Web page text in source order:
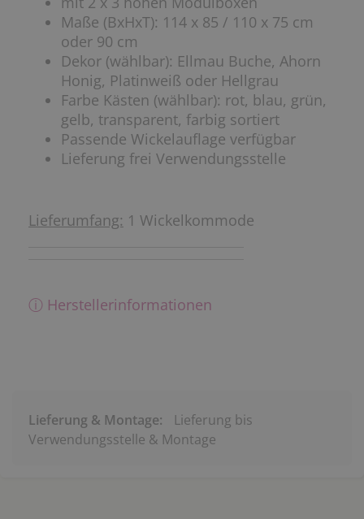
Maße (BxHxT): 114 x 85 / 110 x 75 cm
oder 90 cm
Dekor (wählbar): Ellmau Buche, Ahorn
Honig, Platinweiß oder Hellgrau
Farbe Kästen (wählbar): rot, blau, grün,
gelb, transparent, farbig sortiert
Passende Wickelauflage verfügbar
Lieferung frei Verwendungsstelle
Lieferumfang: 1 Wickelkommode
ⓘ Herstellerinformationen
Lieferung & Montage:
Lieferung bis
Verwendungsstelle & Montage